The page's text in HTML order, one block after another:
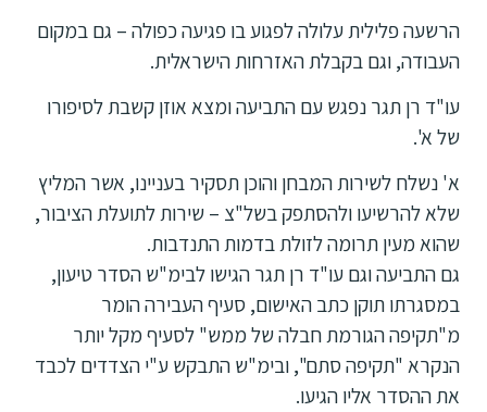
הרשעה פלילית עלולה לפגוע בו פגיעה כפולה – גם במקום
העבודה, וגם בקבלת האזרחות הישראלית.
עו"ד רן תגר נפגש עם התביעה ומצא אוזן קשבת לסיפורו
של א'.
א' נשלח לשירות המבחן והוכן תסקיר בעניינו, אשר המליץ
שלא להרשיעו ולהסתפק בשל"צ – שירות לתועלת הציבור,
שהוא מעין תרומה לזולת בדמות התנדבות.
גם התביעה וגם עו"ד רן תגר הגישו לבימ"ש הסדר טיעון,
במסגרתו תוקן כתב האישום, סעיף העבירה הומר
מ"תקיפה הגורמת חבלה של ממש" לסעיף מקל יותר
הנקרא "תקיפה סתם", ובימ"ש התבקש ע"י הצדדים לכבד
את ההסדר אליו הגיעו.